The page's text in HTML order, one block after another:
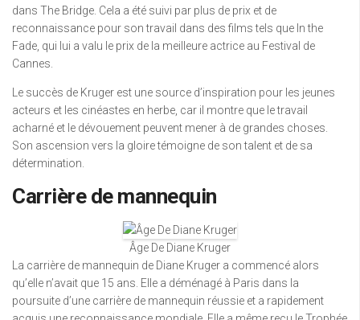
dans The Bridge. Cela a été suivi par plus de prix et de
reconnaissance pour son travail dans des films tels que In the
Fade, qui lui a valu le prix de la meilleure actrice au Festival de
Cannes.
Le succès de Kruger est une source d’inspiration pour les jeunes
acteurs et les cinéastes en herbe, car il montre que le travail
acharné et le dévouement peuvent mener à de grandes choses.
Son ascension vers la gloire témoigne de son talent et de sa
détermination.
Carrière de mannequin
Âge De Diane Kruger
La carrière de mannequin de Diane Kruger a commencé alors
qu’elle n’avait que 15 ans. Elle a déménagé à Paris dans la
poursuite d’une carrière de mannequin réussie et a rapidement